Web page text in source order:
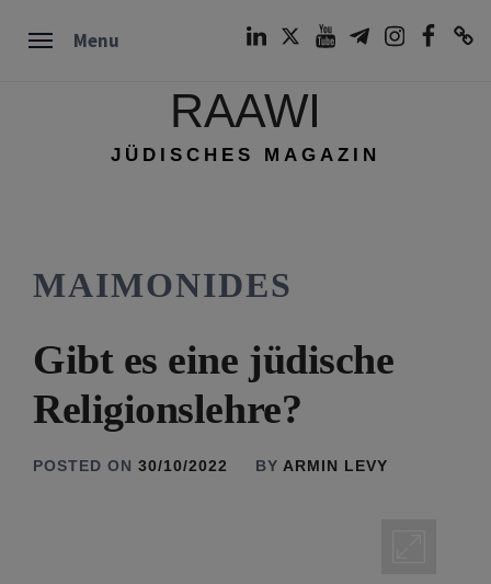
Menu
RAAWI
JÜDISCHES MAGAZIN
MAIMONIDES
Gibt es eine jüdische
Religionslehre?
POSTED ON 30/10/2022 BY ARMIN LEVY